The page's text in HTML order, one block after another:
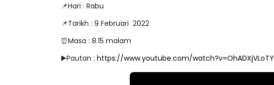
📌Hari : Rabu
📌Tarikh : 9 Februari 2022
⏰Masa : 8.15 malam
▶️Pautan : https://www.youtube.com/watch?v=OhADXjVLoTY